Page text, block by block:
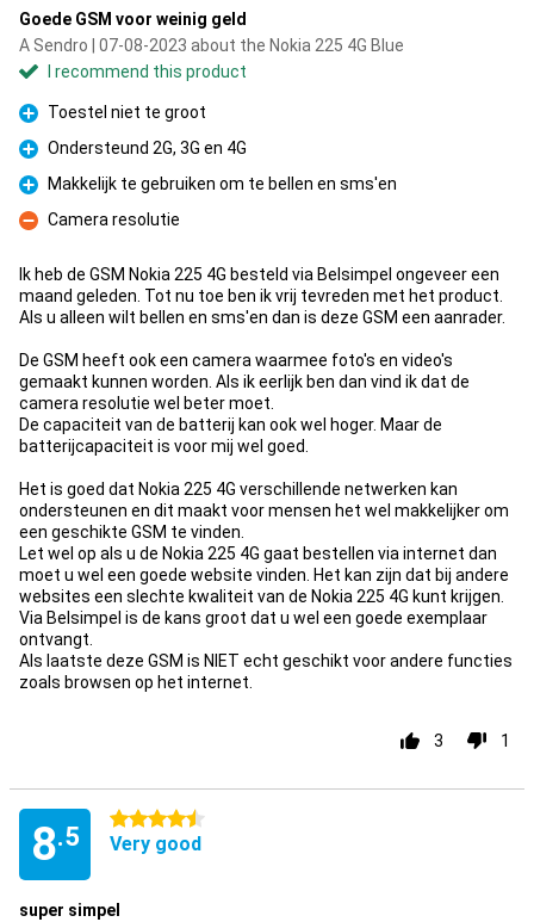
Goede GSM voor weinig geld
A Sendro | 07-08-2023 about the Nokia 225 4G Blue
I recommend this product
Pro
Toestel niet te groot
Pro
Ondersteund 2G, 3G en 4G
Pro
Makkelijk te gebruiken om te bellen en sms'en
Con
Camera resolutie
Ik heb de GSM Nokia 225 4G besteld via Belsimpel ongeveer een
maand geleden. Tot nu toe ben ik vrij tevreden met het product.
Als u alleen wilt bellen en sms'en dan is deze GSM een aanrader.
De GSM heeft ook een camera waarmee foto's en video's
gemaakt kunnen worden. Als ik eerlijk ben dan vind ik dat de
camera resolutie wel beter moet.
De capaciteit van de batterij kan ook wel hoger. Maar de
batterijcapaciteit is voor mij wel goed.
Het is goed dat Nokia 225 4G verschillende netwerken kan
ondersteunen en dit maakt voor mensen het wel makkelijker om
een geschikte GSM te vinden.
Let wel op als u de Nokia 225 4G gaat bestellen via internet dan
moet u wel een goede website vinden. Het kan zijn dat bij andere
websites een slechte kwaliteit van de Nokia 225 4G kunt krijgen.
Via Belsimpel is de kans groot dat u wel een goede exemplaar
ontvangt.
Als laatste deze GSM is NIET echt geschikt voor andere functies
zoals browsen op het internet.
3 1
8.5
4.5 stars
Very good
super simpel